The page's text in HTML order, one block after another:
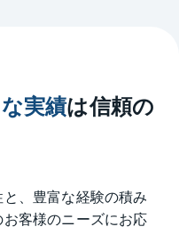
実績は信頼の
、豊富な経験の積み
客様のニーズにお応